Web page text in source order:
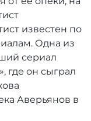
известен по
Одна из
сериал
где он сыграл
Аверьянов в